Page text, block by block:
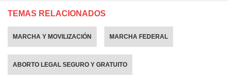
TEMAS RELACIONADOS
MARCHA Y MOVILIZACIÓN MARCHA FEDERAL
ABORTO LEGAL SEGURO Y GRATUITO